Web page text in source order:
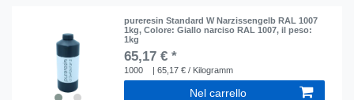
pureresin Standard W Narzissengelb RAL 1007
1kg, Colore: Giallo narciso RAL 1007, il peso:
1kg
65,17 € *
1000 | 65,17 € / Kilogramm
Nel carrello